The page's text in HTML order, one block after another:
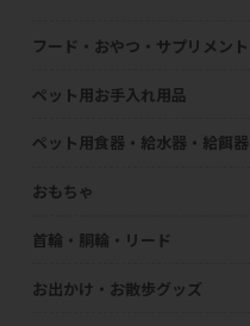
フード・おやつ・サプリメント
ペット用お手入れ用品
ペット用食器・給水器・給餌器
おもちゃ
首輪・胴輪・リード
お出かけ・お散歩グッズ